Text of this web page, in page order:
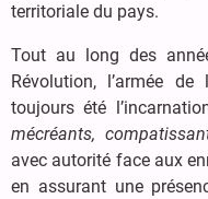
territoriale du pays.
Tout au long des
Révolution, l’armée
toujours été
mécréants,
avec autorité face aux
en assurant une